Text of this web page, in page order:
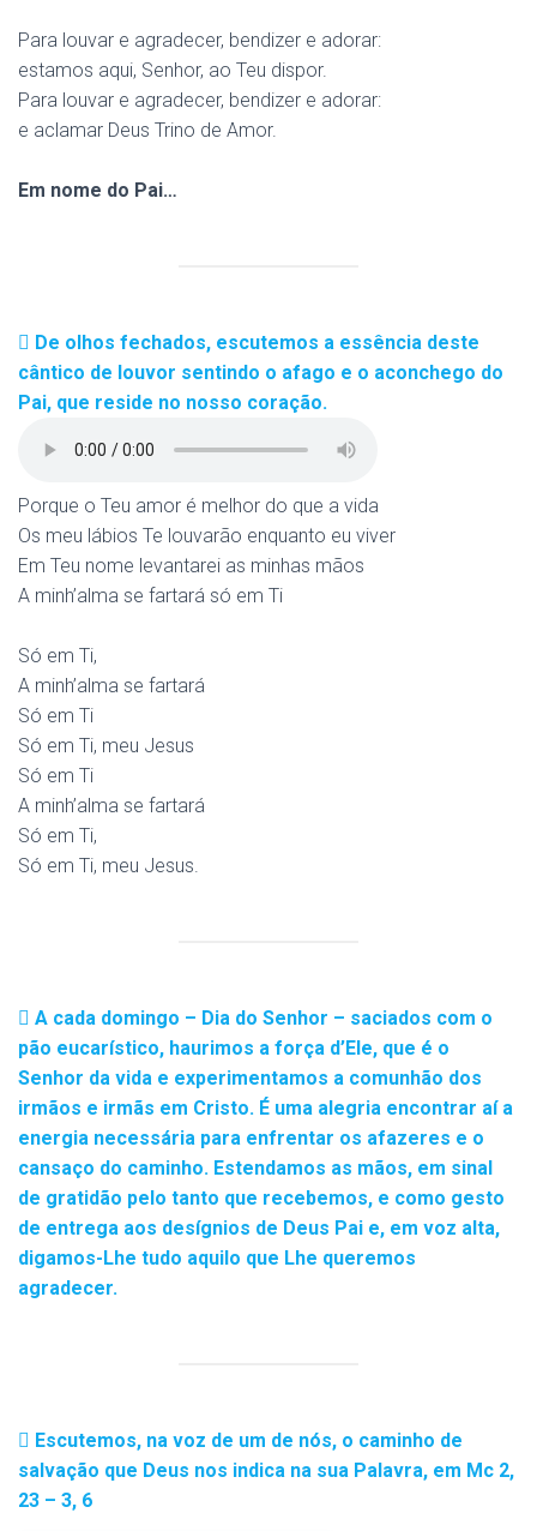
Para louvar e agradecer, bendizer e adorar:
estamos aqui, Senhor, ao Teu dispor.
Para louvar e agradecer, bendizer e adorar:
e aclamar Deus Trino de Amor.
Em nome do Pai…
De olhos fechados, escutemos a essência deste
cântico de louvor sentindo o afago e o aconchego do
Pai, que reside no nosso coração.
Porque o Teu amor é melhor do que a vida
Os meu lábios Te louvarão enquanto eu viver
Em Teu nome levantarei as minhas mãos
A minh’alma se fartará só em Ti
Só em Ti,
A minh’alma se fartará
Só em Ti
Só em Ti, meu Jesus
Só em Ti
A minh’alma se fartará
Só em Ti,
Só em Ti, meu Jesus.
A cada domingo – Dia do Senhor – saciados com o
pão eucarístico, haurimos a força d’Ele, que é o
Senhor da vida e experimentamos a comunhão dos
irmãos e irmãs em Cristo. É uma alegria encontrar aí a
energia necessária para enfrentar os afazeres e o
cansaço do caminho. Estendamos as mãos, em sinal
de gratidão pelo tanto que recebemos, e como gesto
de entrega aos desígnios de Deus Pai e, em voz alta,
digamos-Lhe tudo aquilo que Lhe queremos
agradecer.
Escutemos, na voz de um de nós, o caminho de
salvação que Deus nos indica na sua Palavra, em Mc 2,
23 – 3, 6